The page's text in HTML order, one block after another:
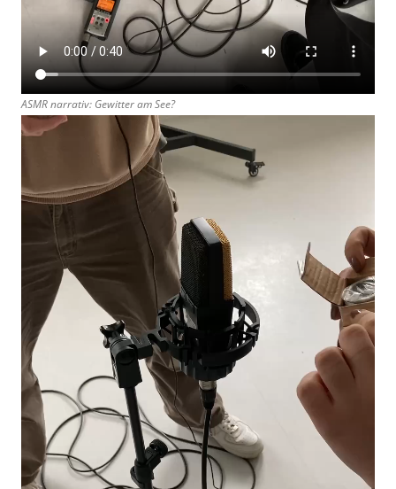
ASMR narrativ: Gewitter am See?